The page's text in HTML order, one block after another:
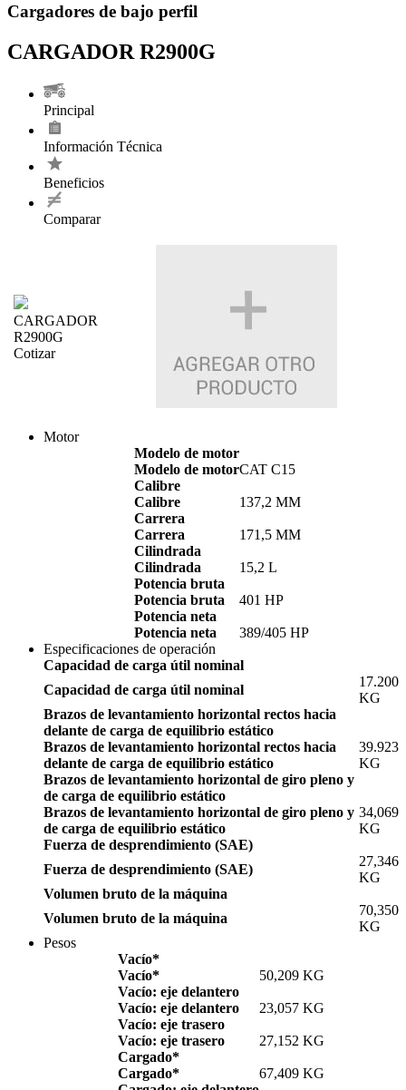
Cargadores de bajo perfil
CARGADOR R2900G
Principal
Información Técnica
Beneficios
Comparar
CARGADOR
R2900G
Cotizar
Motor
Modelo de motor
Modelo de motorCAT C15
Calibre
Calibre
137,2 MM
Carrera
Carrera
171,5 MM
Cilindrada
Cilindrada
15,2 L
Potencia bruta
Potencia bruta
401 HP
Potencia neta
Potencia neta
389/405 HP
Especificaciones de operación
Capacidad de carga útil nominal
Capacidad de carga útil nominal
17.200
KG
Brazos de levantamiento horizontal rectos hacia
delante de carga de equilibrio estático
Brazos de levantamiento horizontal rectos hacia
delante de carga de equilibrio estático
39.923
KG
Brazos de levantamiento horizontal de giro pleno y
de carga de equilibrio estático
Brazos de levantamiento horizontal de giro pleno y
de carga de equilibrio estático
34,069
KG
Fuerza de desprendimiento (SAE)
Fuerza de desprendimiento (SAE)
27,346
KG
Volumen bruto de la máquina
Volumen bruto de la máquina
70,350
KG
Pesos
Vacío*
Vacío*
50,209 KG
Vacío: eje delantero
Vacío: eje delantero
23,057 KG
Vacío: eje trasero
Vacío: eje trasero
27,152 KG
Cargado*
Cargado*
67,409 KG